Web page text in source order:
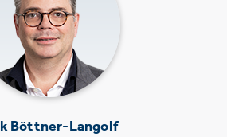
Böttner-Langolf